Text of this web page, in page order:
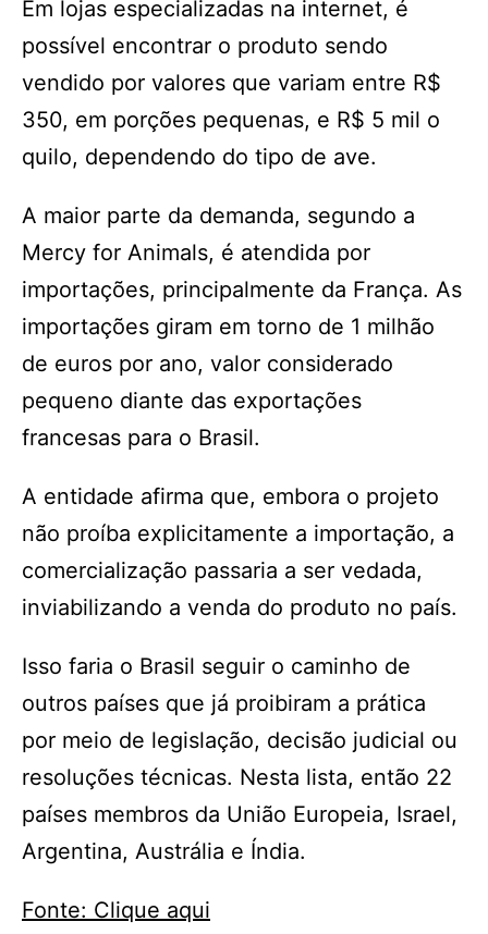
Em lojas especializadas na internet, é
possível encontrar o produto sendo
vendido por valores que variam entre R$
350, em porções pequenas, e R$ 5 mil o
quilo, dependendo do tipo de ave.
A maior parte da demanda, segundo a
Mercy for Animals, é atendida por
importações, principalmente da França. As
importações giram em torno de 1 milhão
de euros por ano, valor considerado
pequeno diante das exportações
francesas para o Brasil.
A entidade afirma que, embora o projeto
não proíba explicitamente a importação, a
comercialização passaria a ser vedada,
inviabilizando a venda do produto no país.
Isso faria o Brasil seguir o caminho de
outros países que já proibiram a prática
por meio de legislação, decisão judicial ou
resoluções técnicas. Nesta lista, então 22
países membros da União Europeia, Israel,
Argentina, Austrália e Índia.
Fonte: Clique aqui